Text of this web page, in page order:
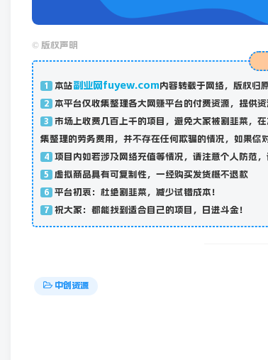
© 版权声明
1 本站副业网fuyew.com内容转载于网络，版权归
2 本平台仅收集整理各大网赚平台的付费资源，提供
3
市场上收费几百上千的项目，避免大家被割韭菜，
集整理的劳务费用，并不存在任何欺骗的情况，如果你
4 项目内如若涉及网络充值等情况，请注意个人防范
5 虚拟商品具有可复制性，一经购买发货概不退款
6 平台初衷：杜绝割韭菜，减少试错成本！
7 祝大家：都能找到适合自己的项目，日进斗金！
中创资源